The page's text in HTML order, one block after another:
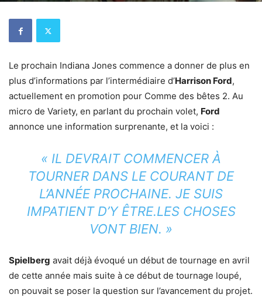
Le prochain Indiana Jones commence a donner de plus en
plus d’informations par l’intermédiaire d’Harrison Ford,
actuellement en promotion pour Comme des bêtes 2. Au
micro de Variety, en parlant du prochain volet, Ford
annonce une information surprenante, et la voici :
« IL DEVRAIT COMMENCER À
TOURNER DANS LE COURANT DE
L’ANNÉE PROCHAINE. JE SUIS
IMPATIENT D’Y ÊTRE.LES CHOSES
VONT BIEN. »
Spielberg avait déjà évoqué un début de tournage en avril
de cette année mais suite à ce début de tournage loupé,
on pouvait se poser la question sur l’avancement du projet.